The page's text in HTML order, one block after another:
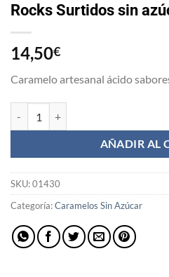
Rocks Surtidos sin
14,50€
Caramelo artesanal ácido
AÑADIR AL
SKU:01430
Categoría:Caramelos Sin Azúcar